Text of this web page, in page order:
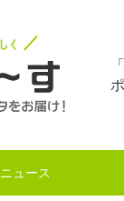
ニュース